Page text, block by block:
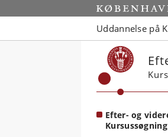
Start
Uddannelse på
Efter- og
Kursussøgning